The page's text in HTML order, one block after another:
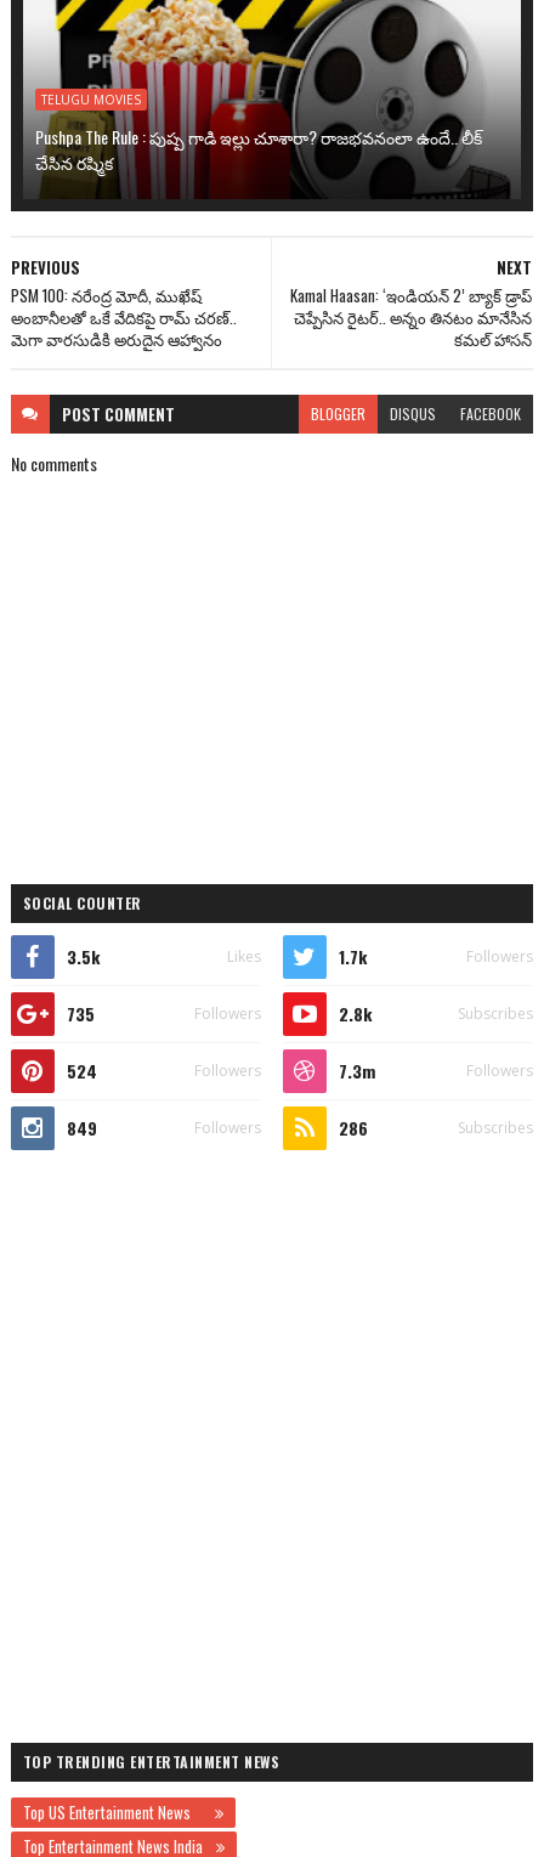
TELUGU MOVIES
Pushpa The Rule : పుష్ప గాడి ఇల్లు చూశారా? రాజభవనంలా ఉందే.. లీక్
చేసిన రష్మిక
NEXT
Kamal Haasan: ‘ఇండియ‌న్ 2’ బ్యాక్ డ్రాప్
చెప్పేసిన రైటర్.. అన్నం తినటం మానేసిన
కమల్ హాసన్
PREVIOUS
PSM 100: న‌రేంద్ర మోదీ, ముఖేష్
అంబానీల‌తో ఒకే వేదిక‌పై రామ్ చ‌ర‌ణ్‌..
మెగా వార‌సుడికి అరుదైన ఆహ్వానం
POST COMMENT BLOGGER DISQUS FACEBOOK
No comments
SOCIAL COUNTER
3.5k Likes 1.7k Followers
735 Followers 2.8k Subscribes
524 Followers 7.3m Followers
849 Followers 286 Subscribes
TOP TRENDING ENTERTAINMENT NEWS
Top US Entertainment News
Top Entertainment News India